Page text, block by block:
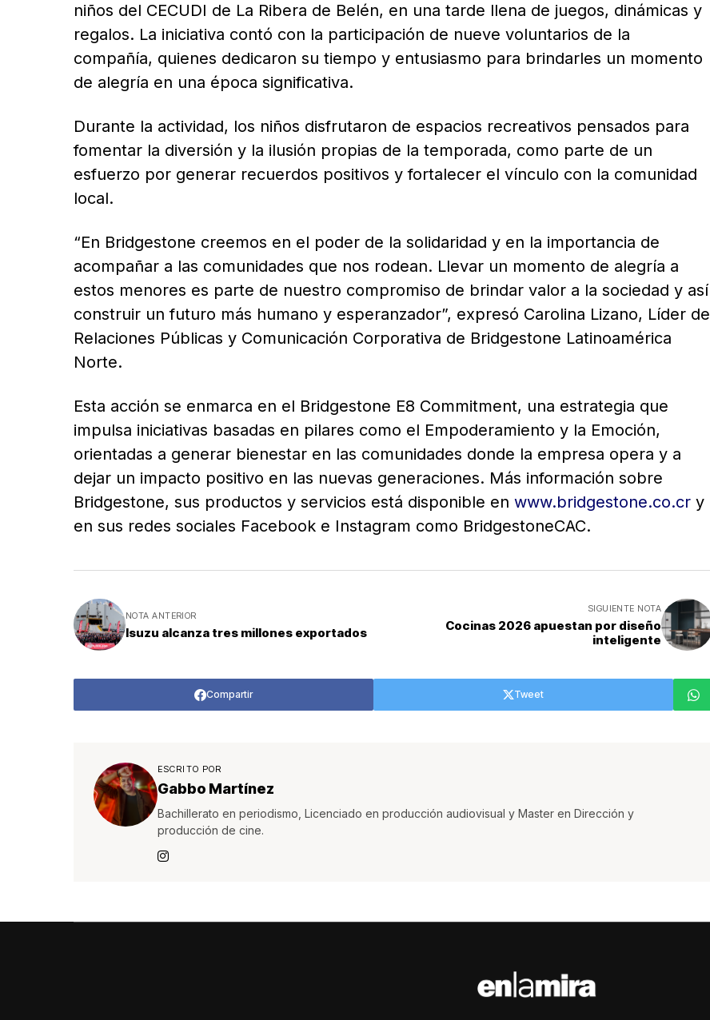
niños del CECUDI de La Ribera de Belén, en una tarde llena de juegos, dinámicas y
regalos. La iniciativa contó con la participación de nueve voluntarios de la
compañía, quienes dedicaron su tiempo y entusiasmo para brindarles un momento
de alegría en una época significativa.
Durante la actividad, los niños disfrutaron de espacios recreativos pensados para
fomentar la diversión y la ilusión propias de la temporada, como parte de un
esfuerzo por generar recuerdos positivos y fortalecer el vínculo con la comunidad
local.
“En Bridgestone creemos en el poder de la solidaridad y en la importancia de
acompañar a las comunidades que nos rodean. Llevar un momento de alegría a
estos menores es parte de nuestro compromiso de brindar valor a la sociedad y así
construir un futuro más humano y esperanzador”, expresó Carolina Lizano, Líder de
Relaciones Públicas y Comunicación Corporativa de Bridgestone Latinoamérica
Norte.
Esta acción se enmarca en el Bridgestone E8 Commitment, una estrategia que
impulsa iniciativas basadas en pilares como el Empoderamiento y la Emoción,
orientadas a generar bienestar en las comunidades donde la empresa opera y a
dejar un impacto positivo en las nuevas generaciones. Más información sobre
Bridgestone, sus productos y servicios está disponible en www.bridgestone.co.cr y
en sus redes sociales Facebook e Instagram como BridgestoneCAC.
NOTA ANTERIOR
Isuzu alcanza tres millones exportados
SIGUIENTE NOTA
Cocinas 2026 apuestan por diseño
inteligente
Compartir Tweet
ESCRITO POR
Gabbo Martínez
Bachillerato en periodismo, Licenciado en producción audiovisual y Master en Dirección y
producción de cine.